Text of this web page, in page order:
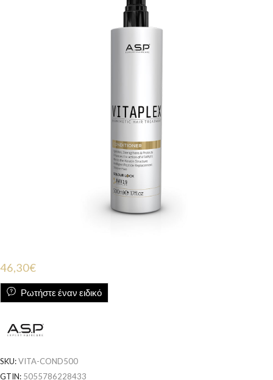
46,30€
Ρωτήστε έναν ειδικό
SKU:VITA-COND500
GTIN: 5055786228433